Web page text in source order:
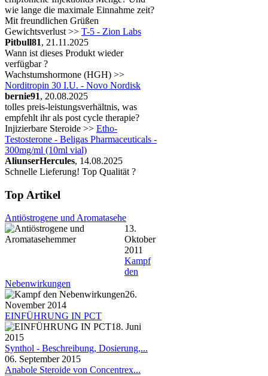
wie lange die maximale Einnahme zeit?
Mit freundlichen Grüßen
Gewichtsverlust >> T-5 - Zion Labs
Pitbull81, 21.11.2025
Wann ist dieses Produkt wieder
verfügbar ?
Wachstumshormone (HGH) >>
Norditropin 30 I.U. - Novo Nordisk
bernie91, 20.08.2025
tolles preis-leistungsverhältnis, was
empfehlt ihr als post cycle therapie?
Injizierbare Steroide >> Etho-
Testosterone - Beligas Pharmaceuticals -
300mg/ml (10ml vial)
AliunserHercules, 14.08.2025
Schnelle Lieferung! Top Qualität ?
Top Artikel
Antiöstrogene und Aromatasehe
13.
Oktober
2011
Kampf
den
Nebenwirkungen
26.
November 2014
EINFÜHRUNG IN PCT
18. Juni
2015
Synthol - Beschreibung, Dosierung,...
06. September 2015
Anabole Steroide von Concentrex...